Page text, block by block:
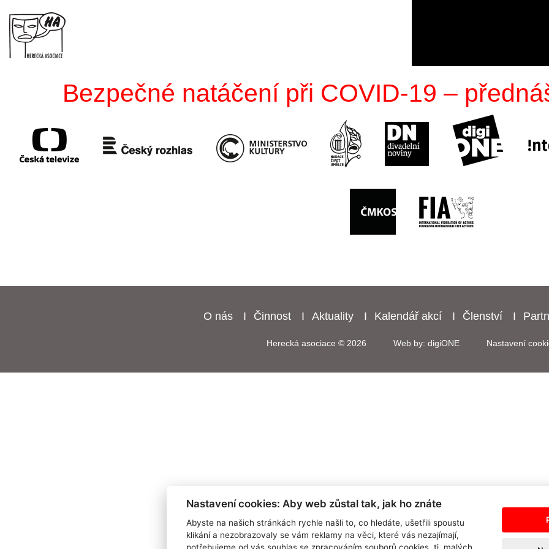
Bezpečné natáčení při COVID-19 –
O nás Činnost Aktuality Kalendář akcí Členství
Herecká asociace © 2026 Web by: digiONE Nastavení
Nastavení cookies: Aby web zůstal tak, jak ho znáte
Abyste na našich stránkách rychle našli to, co hledáte, ušetřili spoustu
klikání a nezobrazovaly se vám reklamy na věci, které vás nezajímají,